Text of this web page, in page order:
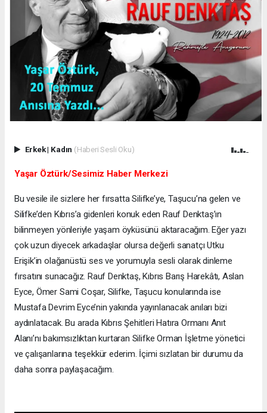
Erkek| Kadın (Haberi Sesli Oku)
Yaşar Öztürk/Sesimiz Haber Merkezi
Bu vesile ile sizlere her fırsatta Silifke’ye, Taşucu’na gelen ve
Silifke’den Kıbrıs’a gidenleri konuk eden Rauf Denktaş’ın
bilinmeyen yönleriyle yaşam öyküsünü aktaracağım. Eğer yazı
çok uzun diyecek arkadaşlar olursa değerli sanatçı Utku
Erişik’in olağanüstü ses ve yorumuyla sesli olarak dinleme
fırsatını sunacağız. Rauf Denktaş, Kıbrıs Barış Harekâtı, Aslan
Eyce, Ömer Sami Coşar, Silifke, Taşucu konularında ise
Mustafa Devrim Eyce’nin yakında yayınlanacak anıları bizi
aydınlatacak. Bu arada Kıbrıs Şehitleri Hatıra Ormanı Anıt
Alanı’nı bakımsızlıktan kurtaran Silifke Orman İşletme yönetici
ve çalışanlarına teşekkür ederim. İçimi sızlatan bir durumu da
daha sonra paylaşacağım.